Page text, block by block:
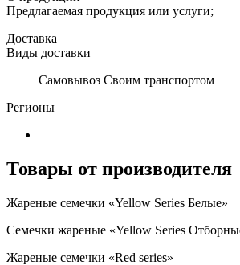
Предлагаемая продукция или услуги;
Доставка
Виды доставки
Самовывоз Своим транспортом
Регионы
Товары от производителя
Жареные семечки «Yellow Series Белые»
Семечки жареные «Yellow Series
Жареные семечки «Red series»